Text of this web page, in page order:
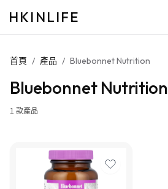
HKINLIFE
首頁 / 產品 / Bluebonnet Nutrition
Bluebonnet Nutrition
1 款產品